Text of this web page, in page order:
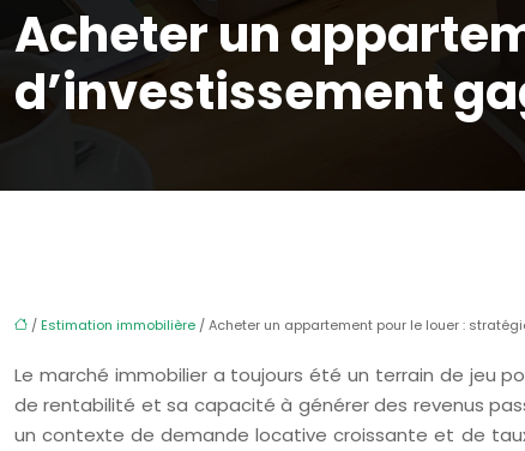
Acheter un
d’investissement
/ Estimation immobilière / Acheter un appartement pour le louer :
Le marché immobilier a toujours été un terrain de jeu
de rentabilité et sa capacité à générer des revenus
un contexte de demande locative croissante et de